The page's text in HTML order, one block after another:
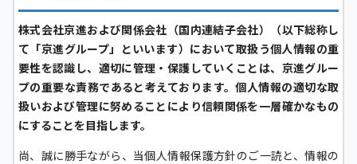
株式会社京進および関係会社（国内連結子会社）（以下総称し
て「京進グループ」といいます）において取扱う個人情報の重
要性を認識し、適切に管理・保護していくことは、京進グルー
プの重要な責務であると考えております。個人情報の適切な取
扱いおよび管理に努めることにより信頼関係を一層確かなもの
にすることを目指します。
尚、誠に勝手ながら、当個人情報保護方針のご一読と、情報の